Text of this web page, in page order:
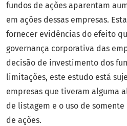
fundos de ações aparentam
em ações dessas empresas.
fornecer evidências do efeito
governança corporativa das
decisão de investimento dos
limitações, este estudo está
empresas que tiveram alguma
de listagem e o uso de
de ações.